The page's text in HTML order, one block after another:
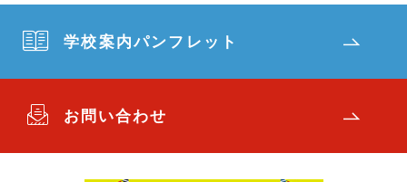
学校案内パンフレット
お問い合わせ